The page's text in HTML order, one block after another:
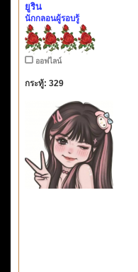
ยูริน
นักกลอนผู้รอบรู้
ออฟไลน์
กระทู้: 329